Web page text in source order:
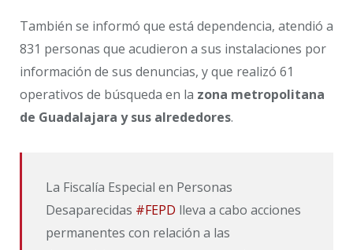
También se informó que está dependencia, atendió a
831 personas que acudieron a sus instalaciones por
información de sus denuncias, y que realizó 61
operativos de búsqueda en la zona metropolitana
de Guadalajara y sus alrededores.
La Fiscalía Especial en Personas
Desaparecidas #FEPD lleva a cabo acciones
permanentes con relación a las